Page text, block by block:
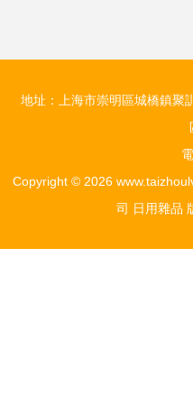
地址：上海市崇明區城橋鎮聚
Copyright © 2026
司 日用雜品